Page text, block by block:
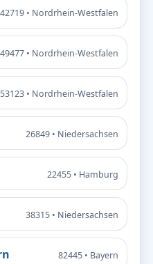
42719 • Nordrhein-Westfalen
49477 • Nordrhein-Westfalen
53123 • Nordrhein-Westfalen
26849 • Niedersachsen
22455 • Hamburg
38315 • Niedersachsen
82445 • Bayern